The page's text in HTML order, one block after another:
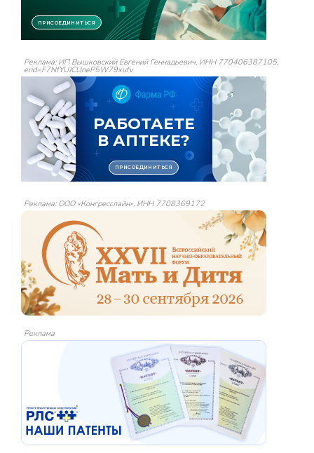
Реклама: ИП Вышковский Евгений Геннадьевич, ИНН 770406387105,
erid=F7NfYUJCUneP5W79xufv
Реклама: ООО «Конгресслайн», ИНН 7708369172
Реклама